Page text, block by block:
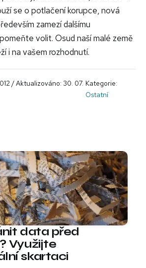
se o potlačení korupce, nová
zamezí dalšímu
volit. Osud naší malé země
i na vašem rozhodnutí.
/ Aktualizováno: 30. 07. Kategorie:
Ostatní
data před
Využijte
skartaci